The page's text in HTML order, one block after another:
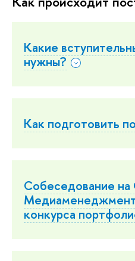
Какие
нужны?
Как подготовить
Собеседование
конкурса